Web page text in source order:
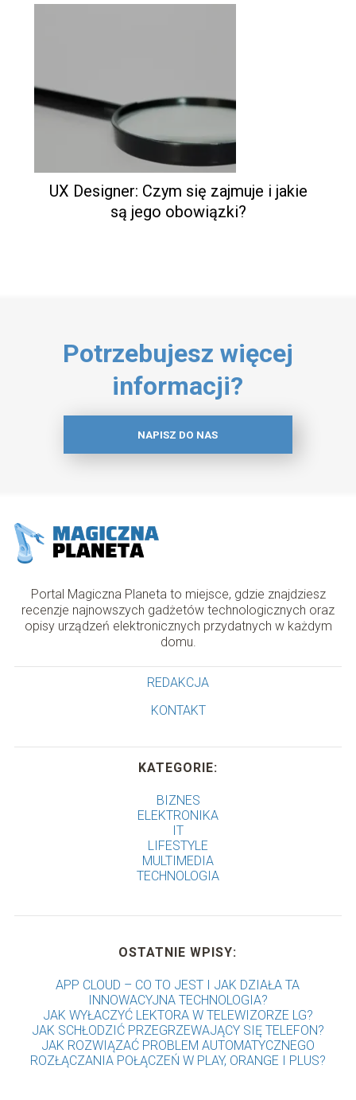
UX Designer: Czym się zajmuje i jakie
są jego obowiązki?
Potrzebujesz więcej
informacji?
NAPISZ DO NAS
Portal Magiczna Planeta to miejsce, gdzie znajdziesz
recenzje najnowszych gadżetów technologicznych oraz
opisy urządzeń elektronicznych przydatnych w każdym
domu.
REDAKCJA
KONTAKT
KATEGORIE:
BIZNES
ELEKTRONIKA
IT
LIFESTYLE
MULTIMEDIA
TECHNOLOGIA
OSTATNIE WPISY:
APP CLOUD – CO TO JEST I JAK DZIAŁA TA
INNOWACYJNA TECHNOLOGIA?
JAK WYŁACZYĆ LEKTORA W TELEWIZORZE LG?
JAK SCHŁODZIĆ PRZEGRZEWAJĄCY SIĘ TELEFON?
JAK ROZWIĄZAĆ PROBLEM AUTOMATYCZNEGO
ROZŁĄCZANIA POŁĄCZEŃ W PLAY, ORANGE I PLUS?